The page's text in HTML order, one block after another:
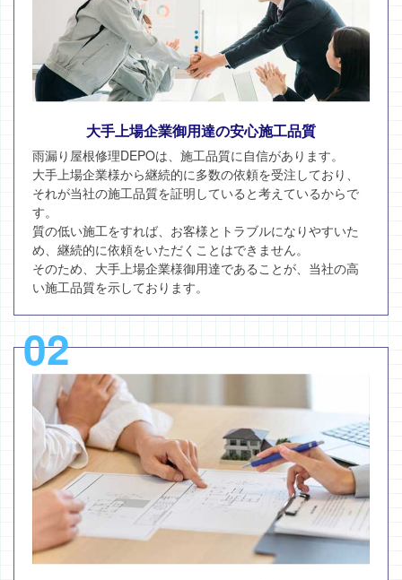
大手上場企業御用達の安心施工品質
雨漏り屋根修理DEPOは、施工品質に自信があります。
大手上場企業様から継続的に多数の依頼を受注しており、
それが当社の施工品質を証明していると考えているからで
す。
質の低い施工をすれば、お客様とトラブルになりやすいた
め、継続的に依頼をいただくことはできません。
そのため、大手上場企業様御用達であることが、当社の高
い施工品質を示しております。
02